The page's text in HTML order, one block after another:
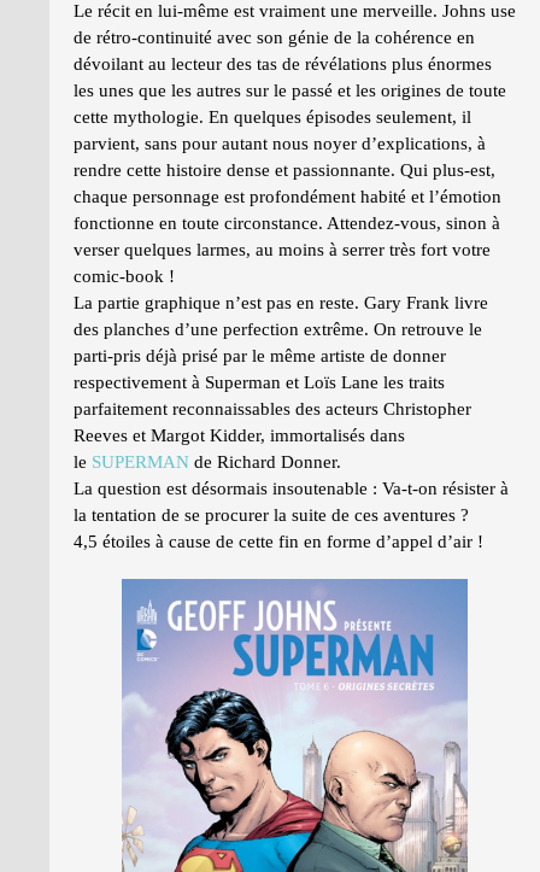
Le récit en lui-même est vraiment une merveille. Johns use
de rétro-continuité avec son génie de la cohérence en
dévoilant au lecteur des tas de révélations plus énormes
les unes que les autres sur le passé et les origines de toute
cette mythologie. En quelques épisodes seulement, il
parvient, sans pour autant nous noyer d’explications, à
rendre cette histoire dense et passionnante. Qui plus-est,
chaque personnage est profondément habité et l’émotion
fonctionne en toute circonstance. Attendez-vous, sinon à
verser quelques larmes, au moins à serrer très fort votre
comic-book !
La partie graphique n’est pas en reste. Gary Frank livre
des planches d’une perfection extrême. On retrouve le
parti-pris déjà prisé par le même artiste de donner
respectivement à Superman et Loïs Lane les traits
parfaitement reconnaissables des acteurs Christopher
Reeves et Margot Kidder, immortalisés dans
le SUPERMAN de Richard Donner.
La question est désormais insoutenable : Va-t-on résister à
la tentation de se procurer la suite de ces aventures ?
4,5 étoiles à cause de cette fin en forme d’appel d’air !